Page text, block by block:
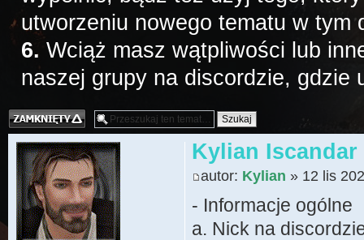
utworzeniu nowego tematu w tym
6. Wciąż masz wątpliwości lub
naszej grupy na discordzie, gdzie
Temat zamknięty
Kylian Iscandar
autor: Kylian » 12 lis
- Informacje ogólne
a. Nick na